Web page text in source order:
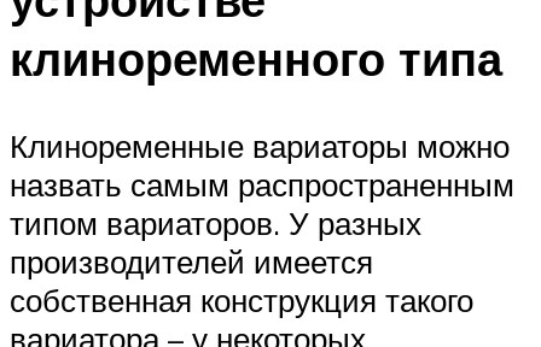
клиноременного типа
Клиноременные вариаторы можно
назвать самым распространенным
типом вариаторов. У разных
производителей имеется
собственная конструкция такого
вариатора – у некоторых